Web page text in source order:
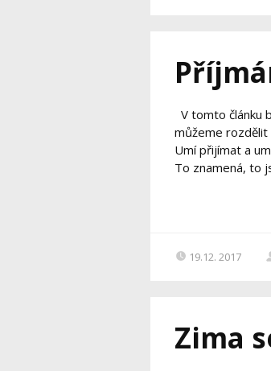
V tomto článku
můžeme rozdělit
Umí přijímat a
To znamená, to
19.12. 2017
Zima